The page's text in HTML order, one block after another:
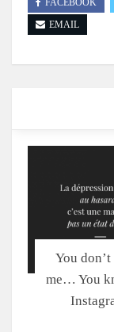
FACEBOOK
EMAIL
You
me… You